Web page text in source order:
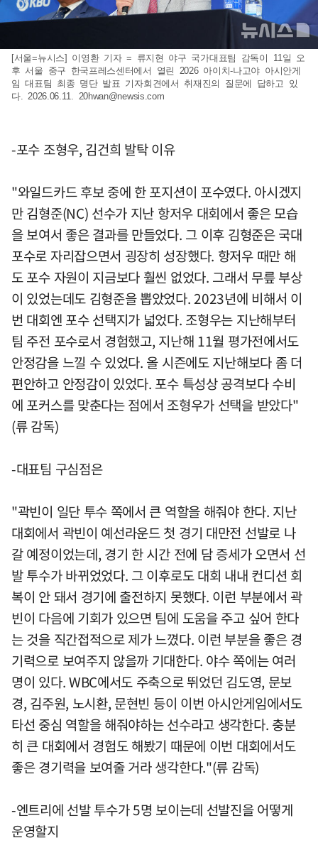
[서울=뉴시스] 이영환 기자 = 류지현 야구 국가대표팀 감독이 11일 오
후 서울 중구 한국프레스센터에서 열린 2026 아이치-나고야 아시안게
임 대표팀 최종 명단 발표 기자회견에서 취재진의 질문에 답하고 있
다. 2026.06.11. 20hwan@newsis.com
-포수 조형우, 김건희 발탁 이유
"와일드카드 후보 중에 한 포지션이 포수였다. 아시겠지
만 김형준(NC) 선수가 지난 항저우 대회에서 좋은 모습
을 보여서 좋은 결과를 만들었다. 그 이후 김형준은 국대
포수로 자리잡으면서 굉장히 성장했다. 항저우 때만 해
도 포수 자원이 지금보다 훨씬 없었다. 그래서 무릎 부상
이 있었는데도 김형준을 뽑았었다. 2023년에 비해서 이
번 대회엔 포수 선택지가 넓었다. 조형우는 지난해부터
팀 주전 포수로서 경험했고, 지난해 11월 평가전에서도
안정감을 느낄 수 있었다. 올 시즌에도 지난해보다 좀 더
편안하고 안정감이 있었다. 포수 특성상 공격보다 수비
에 포커스를 맞춘다는 점에서 조형우가 선택을 받았다"
(류 감독)
-대표팀 구심점은
"곽빈이 일단 투수 쪽에서 큰 역할을 해줘야 한다. 지난
대회에서 곽빈이 예선라운드 첫 경기 대만전 선발로 나
갈 예정이었는데, 경기 한 시간 전에 담 증세가 오면서 선
발 투수가 바뀌었었다. 그 이후로도 대회 내내 컨디션 회
복이 안 돼서 경기에 출전하지 못했다. 이런 부분에서 곽
빈이 다음에 기회가 있으면 팀에 도움을 주고 싶어 한다
는 것을 직간접적으로 제가 느꼈다. 이런 부분을 좋은 경
기력으로 보여주지 않을까 기대한다. 야수 쪽에는 여러
명이 있다. WBC에서도 주축으로 뛰었던 김도영, 문보
경, 김주원, 노시환, 문현빈 등이 이번 아시안게임에서도
타선 중심 역할을 해줘야하는 선수라고 생각한다. 충분
히 큰 대회에서 경험도 해봤기 때문에 이번 대회에서도
좋은 경기력을 보여줄 거라 생각한다."(류 감독)
-엔트리에 선발 투수가 5명 보이는데 선발진을 어떻게
운영할지